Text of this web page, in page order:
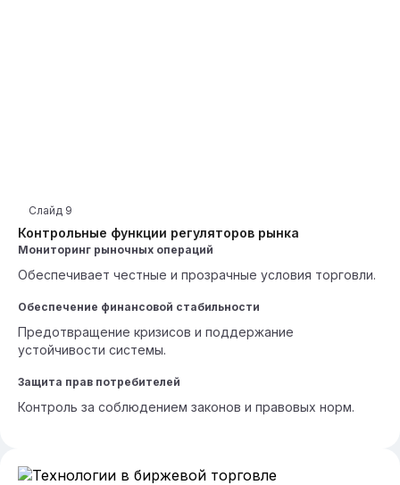
Контрольные функции регуляторов рынка
Слайд 9
Мониторинг рыночных операций
Обеспечивает честные и прозрачные условия торговли.
Обеспечение финансовой стабильности
Предотвращение кризисов и поддержание
устойчивости системы.
Защита прав потребителей
Контроль за соблюдением законов и правовых норм.